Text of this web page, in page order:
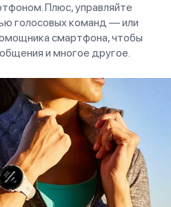
Плюс, управляйте
голосовых команд — или
смартфона, чтобы
и многое другое.